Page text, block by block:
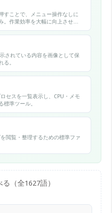
すことで、メニュー操作なしに
。作業効率を大幅に向上させ
されている内容を画像として保
る。
セスを一覧表示し、CPU・メモ
標準ツール。
閲覧・整理するための標準ファ
（全1627語）